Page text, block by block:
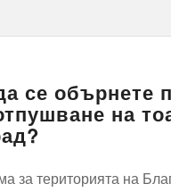
се обърнете
на
за територията на